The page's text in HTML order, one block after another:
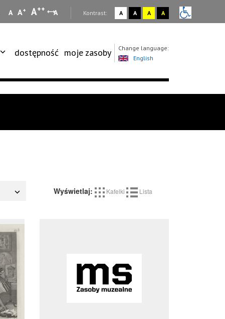
A A+ A++ A Kontrast: A A A A
dostępność moje zasoby
Change language:
English
Wyświetlaj: Kafelki Lista